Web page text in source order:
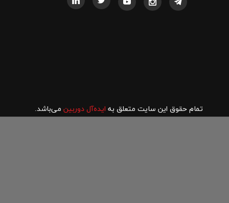
تمام حقوق این سایت متعلق به ایده‌آل دوربین می‌باشد.